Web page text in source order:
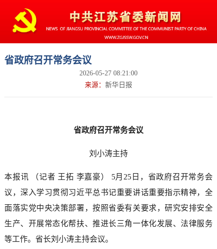
省政府召开常务会议
2026-05-27 08:21:00
来源： 新华日报
省政府召开常务会议
刘小涛主持
本报讯 （记者 王拓 李嘉豪） 5月25日，省政府召开常务会
议，深入学习贯彻习近平总书记重要讲话重要指示精神，全
面落实党中央决策部署，按照省委有关要求，研究安排安全
生产、开展常态化帮扶、推进长三角一体化发展、法律服务
等工作。省长刘小涛主持会议。